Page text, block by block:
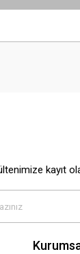
öneri
farklı alternatifler
kayıt